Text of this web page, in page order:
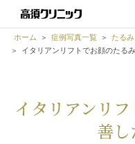
ホーム 症例写真一覧
たるみ
イタリアンリフトでお顔のたる
イタリアンリ
善